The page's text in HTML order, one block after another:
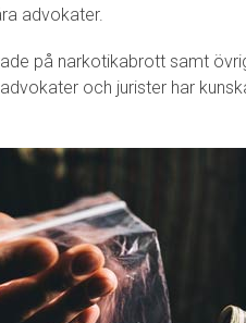
advokater.
på narkotikabrott samt
och jurister har